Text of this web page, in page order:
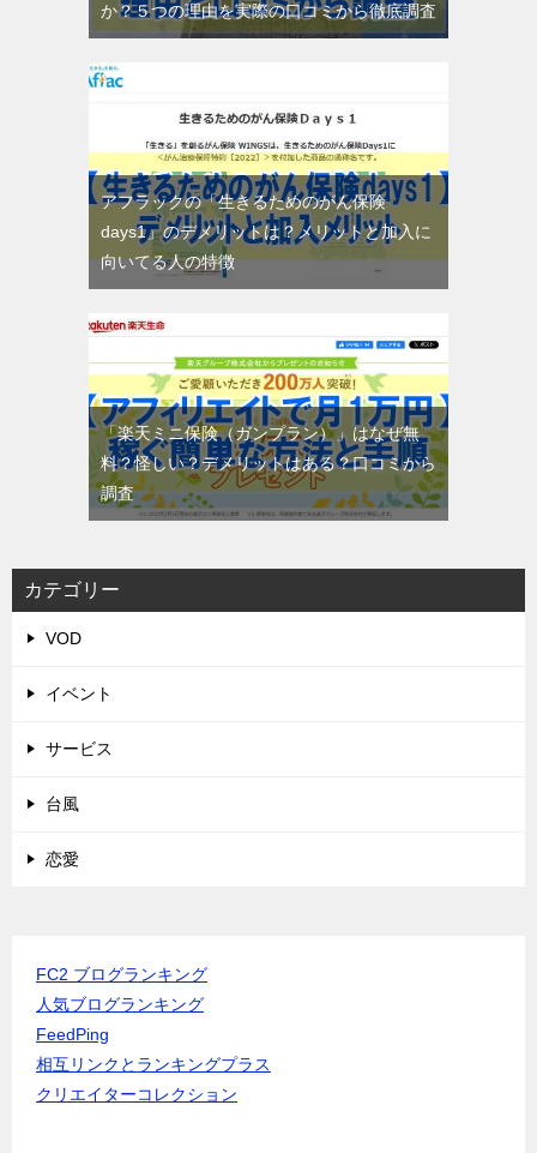
か？５つの理由を実際の口コミから徹底調査
アフラックの「生きるためのがん保険
days1」のデメリットは？メリットと加入に
向いてる人の特徴
「楽天ミニ保険（ガンプラン）」はなぜ無
料？怪しい？デメリットはある？口コミから
調査
カテゴリー
VOD
イベント
サービス
台風
恋愛
FC2 ブログランキング
人気ブログランキング
FeedPing
相互リンクとランキングプラス
クリエイターコレクション